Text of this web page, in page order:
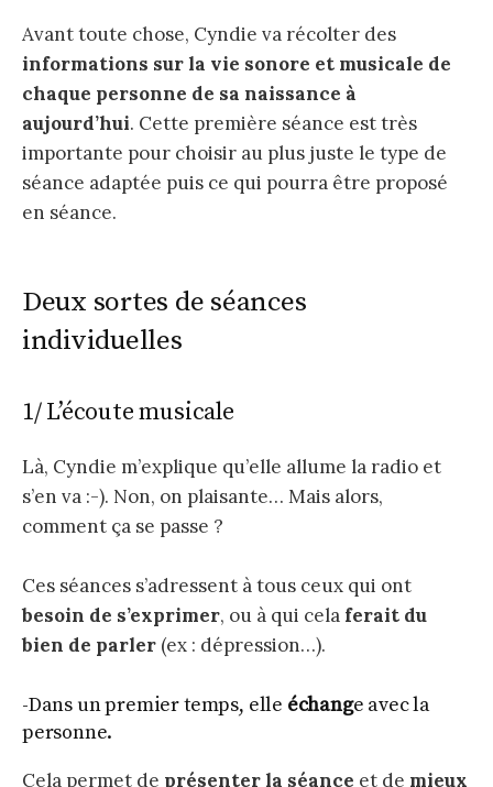
Avant toute chose, Cyndie va récolter des
informations sur la vie sonore et musicale de
chaque personne de sa naissance à
aujourd’hui. Cette première séance est très
importante pour choisir au plus juste le type de
séance adaptée puis ce qui pourra être proposé
en séance.
Deux sortes de séances
individuelles
1/ L’écoute musicale
Là, Cyndie m’explique qu’elle allume la radio et
s’en va :-). Non, on plaisante… Mais alors,
comment ça se passe ?
Ces séances s’adressent à tous ceux qui ont
besoin de s’exprimer, ou à qui cela ferait du
bien de parler (ex : dépression…).
-Dans un premier temps, elle échange avec la
personne.
Cela permet de présenter la séance et de mieux